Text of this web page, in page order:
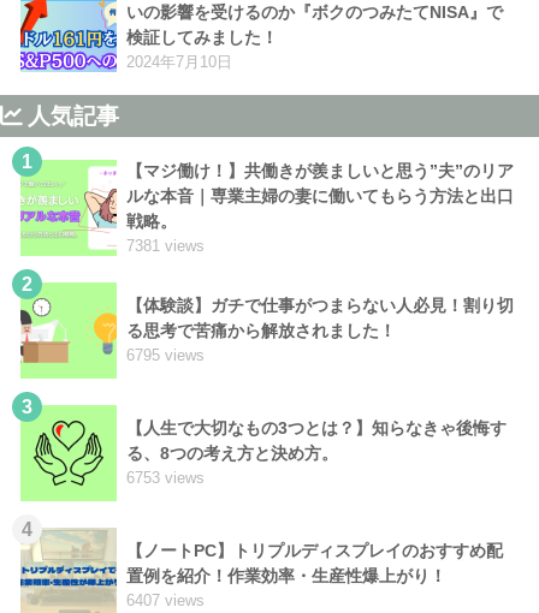
いの影響を受けるのか『ボクのつみたてNISA』で
検証してみました！
2024年7月10日
人気記事
1
【マジ働け！】共働きが羨ましいと思う”夫”のリア
ルな本音｜専業主婦の妻に働いてもらう方法と出口
戦略。
7381 views
2
【体験談】ガチで仕事がつまらない人必見！割り切
る思考で苦痛から解放されました！
6795 views
3
【人生で大切なもの3つとは？】知らなきゃ後悔す
る、8つの考え方と決め方。
6753 views
4
【ノートPC】トリプルディスプレイのおすすめ配
置例を紹介！作業効率・生産性爆上がり！
6407 views